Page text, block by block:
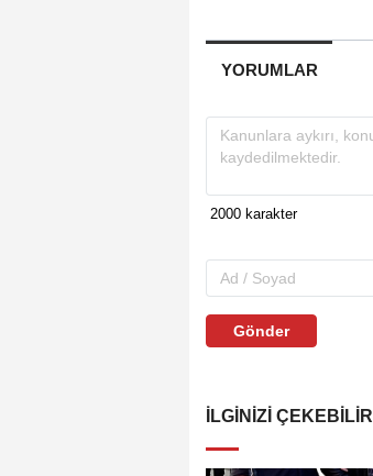
YORUMLAR
Gönder
İLGINIZI ÇEKEBILIR